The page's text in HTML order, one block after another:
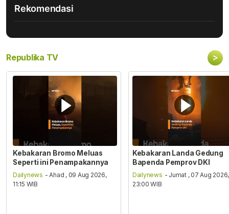
Rekomendasi
Republika TV >
Kebakaran Bromo Meluas
Seperti ini Penampakannya
Dailynews - Ahad , 09 Aug 2026,
11:15 WIB
Kebakaran Landa Gedung
Bapenda Pemprov DKI
Dailynews - Jumat , 07 Aug 2026,
23:00 WIB